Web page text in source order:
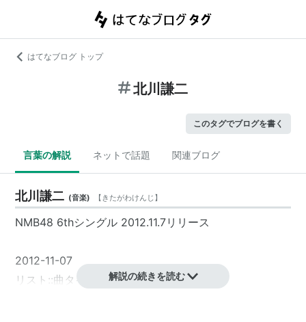
はてなブログ トップ
北川謙二
このタグでブログを書く
言葉の解説 ネットで話題 関連ブログ
北川謙二 (音楽) 【きたがわけんじ 】
NMB48 6thシングル 2012.11.7リリース
2012-11-07
リスト::曲タイトル
解説の続きを読む